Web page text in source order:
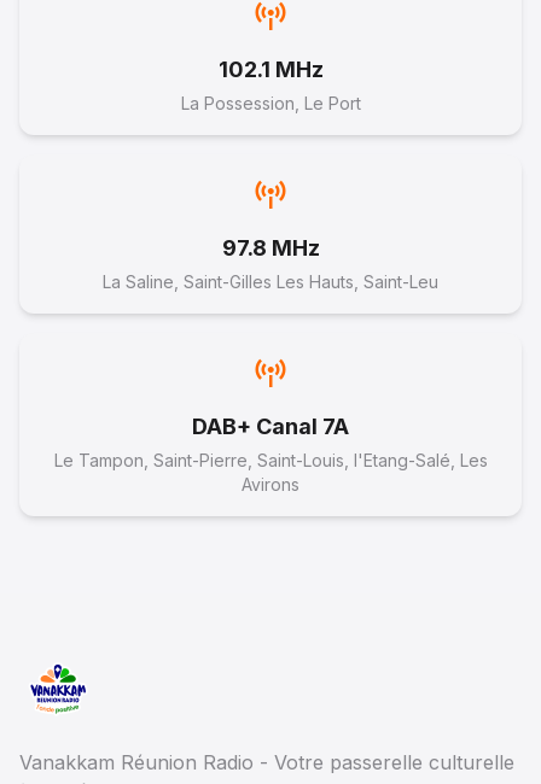
102.1 MHz
La Possession, Le Port
97.8 MHz
La Saline, Saint-Gilles Les Hauts, Saint-Leu
DAB+ Canal 7A
Le Tampon, Saint-Pierre, Saint-Louis, l'Etang-Salé, Les
Avirons
Vanakkam Réunion Radio - Votre passerelle culturelle